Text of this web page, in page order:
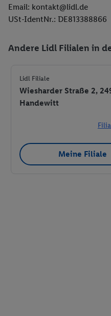
Email: kontakt@lidl.de
USt-IdentNr.: DE813388866
Andere Lidl Filialen in
Lidl Filiale
Wiesharder Straße 2,
Handewitt
Meine Filiale